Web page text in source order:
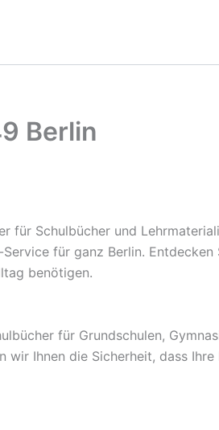
Berlin
für Schulbücher und
für ganz Berlin.
benötigen.
für Grundschulen,
wir Ihnen die Sicherheit, dass